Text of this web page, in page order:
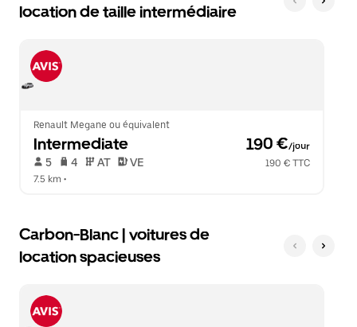
location de taille intermédiaire
Renault Megane ou équivalent
Intermediate 190 €/jour
5 4 AT VE
190 € TTC
7.5 km •
Carbon-Blanc | voitures de
location spacieuses